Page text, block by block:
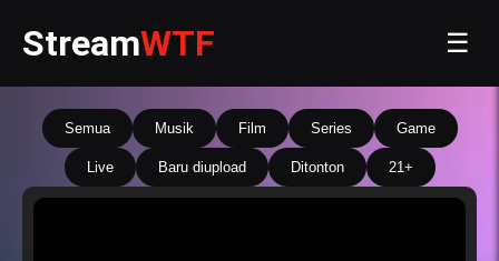
StreamWTF ☰
Semua Musik Film Series Game
Live Baru diupload Ditonton 21+